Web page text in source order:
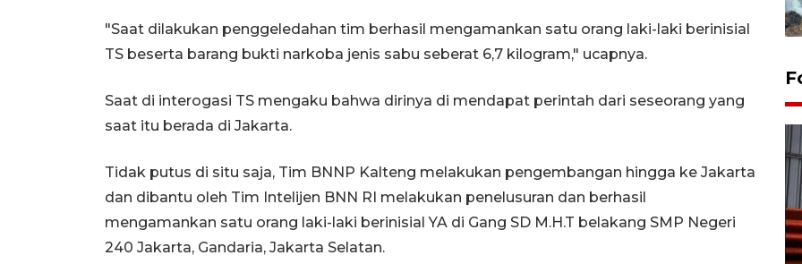
"Saat dilakukan penggeledahan tim berhasil mengamankan satu orang laki-laki berinisial
TS beserta barang bukti narkoba jenis sabu seberat 6,7 kilogram," ucapnya.
Saat di interogasi TS mengaku bahwa dirinya di mendapat perintah dari seseorang yang
saat itu berada di Jakarta.
Tidak putus di situ saja, Tim BNNP Kalteng melakukan pengembangan hingga ke Jakarta
dan dibantu oleh Tim Intelijen BNN RI melakukan penelusuran dan berhasil
mengamankan satu orang laki-laki berinisial YA di Gang SD M.H.T belakang SMP Negeri
240 Jakarta, Gandaria, Jakarta Selatan.